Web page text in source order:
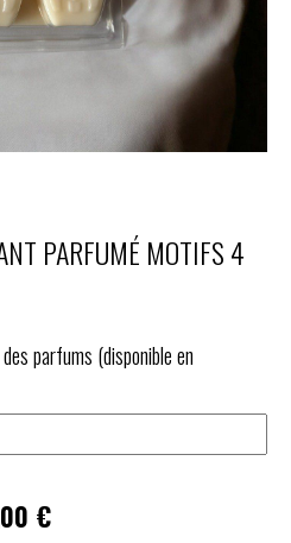
PARFUMÉ MOTIFS 4
parfums (disponible en
€